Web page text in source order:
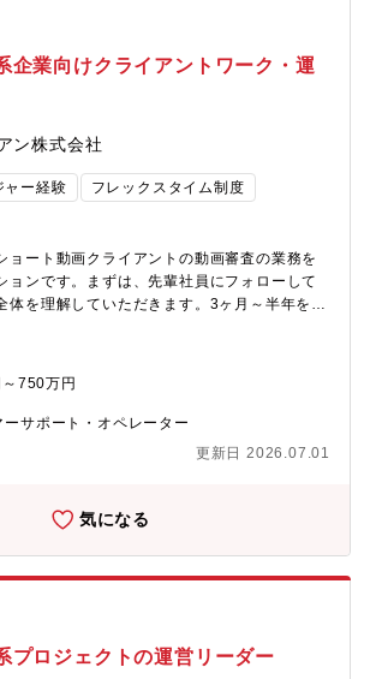
客接点創出の強化を通じて、顧客満足度およ
がる組織的成果の実現に寄与していただきま
の強化＞・コールセンターにおける架電業務
創出・拡大・顧客ニーズを踏まえたアプロー
・営業部門等と連携した顧客接点創出施策の
の維持・向上・オペレーションの安定運営に
顧客満足度・応対品質を意識した運営体制の
創出＞・顧客満足度向上および業績向上に資
・推進・定量・定性データを踏まえた成果検
組織として成果を上げる仕組みづくり■（4）
の最前線で成果創出に直結する仕事センター
と業績向上の双方に貢献でき、自身の取り組
やすい環境です。
企業向けクライアントワーク・運
ン株式会社
ャー経験
フレックスタイム制度
ョート動画クライアントの動画審査の業務を
ョンです。まずは、先輩社員にフォローして
体を理解していただきます。3ヶ月～半年を目
英語4）＜英語対応（社外向け）＞■外資系クラ
クライアントから受ける依頼・質問等の確
ントからの依頼を具体化しオペレーションへ
築・判断基準などの周知）┗ 週次、月次、四
状況の確認┗ 生産性・品質スコアを専用シス
手続き等）■週次、月次、四半期報告書を作成
景】組織が拡大する中で、クライアントの前に
していただけるリーダー候補を募集します。
をしながら、業務効率化の構築なども積極的
ます。【組織構成】・マネージャ：1名・スー
・オペレーター：185名【先輩社員の入社事
ャリアチェンジ）】～リアルな転職実例をご
職：旅行業界（海外仕入企画・リーダー経験）
750万円
ーサポート・オペレーター
更新日 2026.07.01
気になる
プロジェクトの運営リーダー